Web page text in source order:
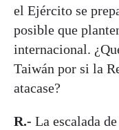
el Ejército se
posible que
internacional.
Taiwán por si la
atacase?
R.- La escalada